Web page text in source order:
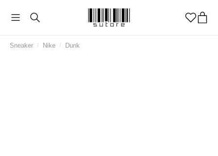
Sneaker / Nike / Dunk